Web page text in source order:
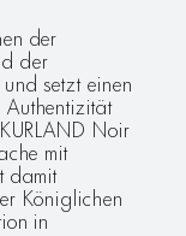
der
der
setzt einen
Noir
mit
damit
Königlichen
in